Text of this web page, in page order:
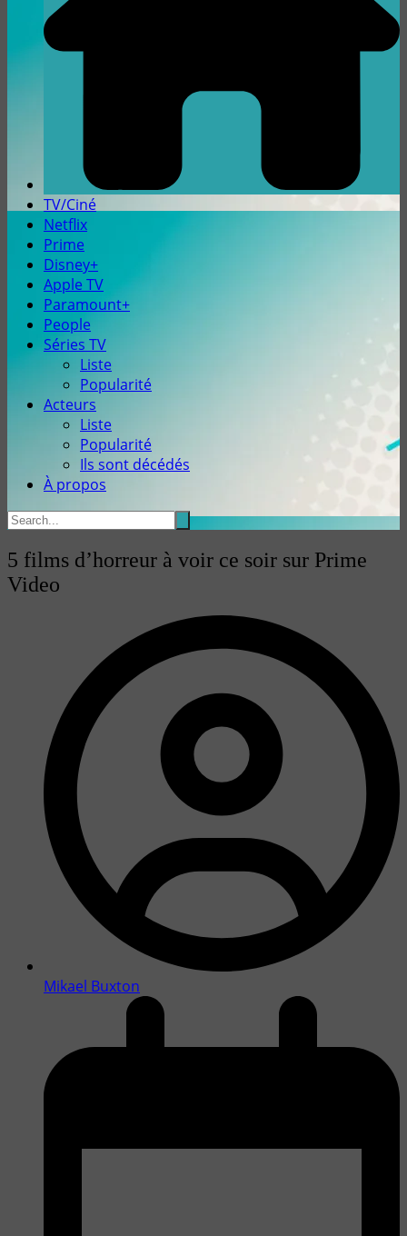
TV/Ciné
Netflix
Prime
Disney+
Apple TV
Paramount+
People
Séries TV
Liste
Popularité
Acteurs
Liste
Popularité
Ils sont décédés
À propos
5 films d’horreur à voir ce soir sur Prime
Video
Mikael Buxton